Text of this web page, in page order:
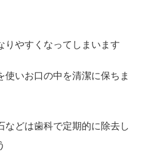
りやすくなってしまいます
いお口の中を清潔に保ちま
などは歯科で定期的に除去し